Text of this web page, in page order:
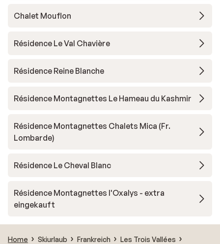
Chalet Mouflon
Résidence Le Val Chavière
Résidence Reine Blanche
Résidence Montagnettes Le Hameau du Kashmir
Résidence Montagnettes Chalets Mica (Fr.
Lombarde)
Résidence Le Cheval Blanc
Résidence Montagnettes l'Oxalys - extra
eingekauft
Home Skiurlaub Frankreich
Les Trois Vallées